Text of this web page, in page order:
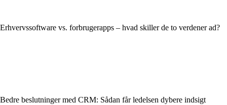
Erhvervssoftware vs. forbrugerapps – hvad skiller de to verdener ad?
Bedre beslutninger med CRM: Sådan får ledelsen dybere indsigt